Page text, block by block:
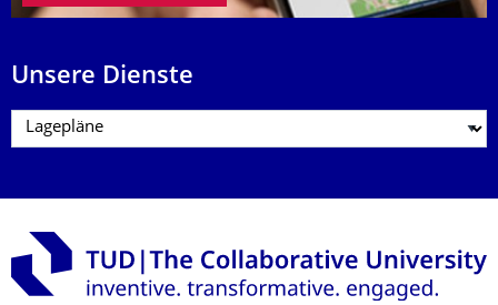
Unsere Dienste